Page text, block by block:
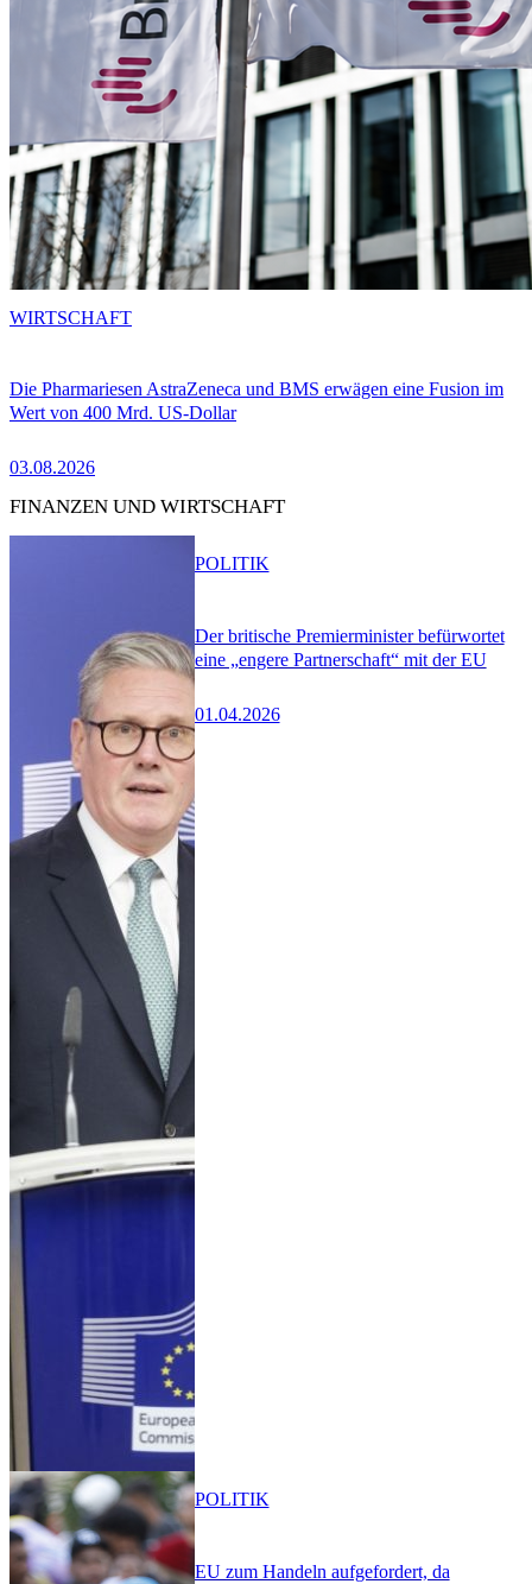
Die Pharmariesen AstraZeneca und BMS erwägen eine Fusion im
Wert von 400 Mrd. US-Dollar
03.08.2026
WIRTSCHAFT
FINANZEN UND WIRTSCHAFT
Der britische Premierminister befürwortet
eine „engere Partnerschaft“ mit der EU
01.04.2026
POLITIK
EU zum Handeln aufgefordert, da
POLITIK